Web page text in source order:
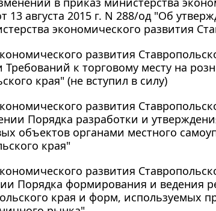
13 августа 2015 г. N 288/од "Об
экономического развития
развития
к торговому месту на
края" (не вступил в силу)
развития
Порядка разработки и
объектов органами местного
края"
развития
Порядка формирования и ведения
края и форм, используемых